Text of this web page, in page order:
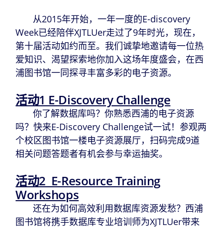
从2015年开始，一年一度的E-discovery
Week已经陪伴XJTLUer走过了9年时光，现在，
第十届活动如约而至。我们诚挚地邀请每一位热
爱知识、渴望探索地你加入这场年度盛会，在西
浦图书馆一同探寻丰富多彩的电子资源。
活动1 E-Discovery Challenge
你了解数据库吗？你熟悉西浦的电子资源
吗？快来E-Discovery Challenge试一试！参观两
个校区图书馆一楼电子资源展厅，扫码完成9道
相关问题答题者有机会参与幸运抽奖。
活动2 E-Resource Training
Workshops
还在为如何高效利用数据库资源发愁？西浦
图书馆将携手数据库专业培训师为XJTLUer带来